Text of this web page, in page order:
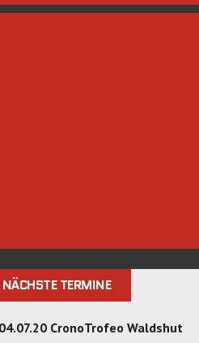
NÄCHSTE TERMINE
04.07.20 CronoTrofeo Waldshut